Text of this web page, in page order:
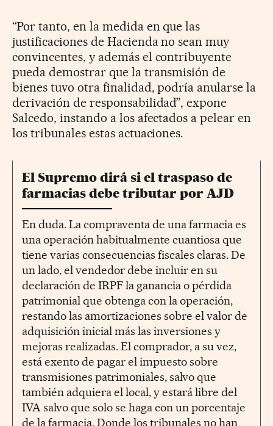
“Por tanto, en la medida en que las
justificaciones de Hacienda no sean muy
convincentes, y además el contribuyente
pueda demostrar que la transmisión de
bienes tuvo otra finalidad, podría anularse la
derivación de responsabilidad”, expone
Salcedo, instando a los afectados a pelear en
los tribunales estas actuaciones.
El Supremo dirá si el traspaso de
farmacias debe tributar por AJD
En duda. La compraventa de una farmacia es
una operación habitualmente cuantiosa que
tiene varias consecuencias fiscales claras. De
un lado, el vendedor debe incluir en su
declaración de IRPF la ganancia o pérdida
patrimonial que obtenga con la operación,
restando las amortizaciones sobre el valor de
adquisición inicial más las inversiones y
mejoras realizadas. El comprador, a su vez,
está exento de pagar el impuesto sobre
transmisiones patrimoniales, salvo que
también adquiera el local, y estará libre del
IVA salvo que solo se haga con un porcentaje
de la farmacia. Donde los tribunales no han